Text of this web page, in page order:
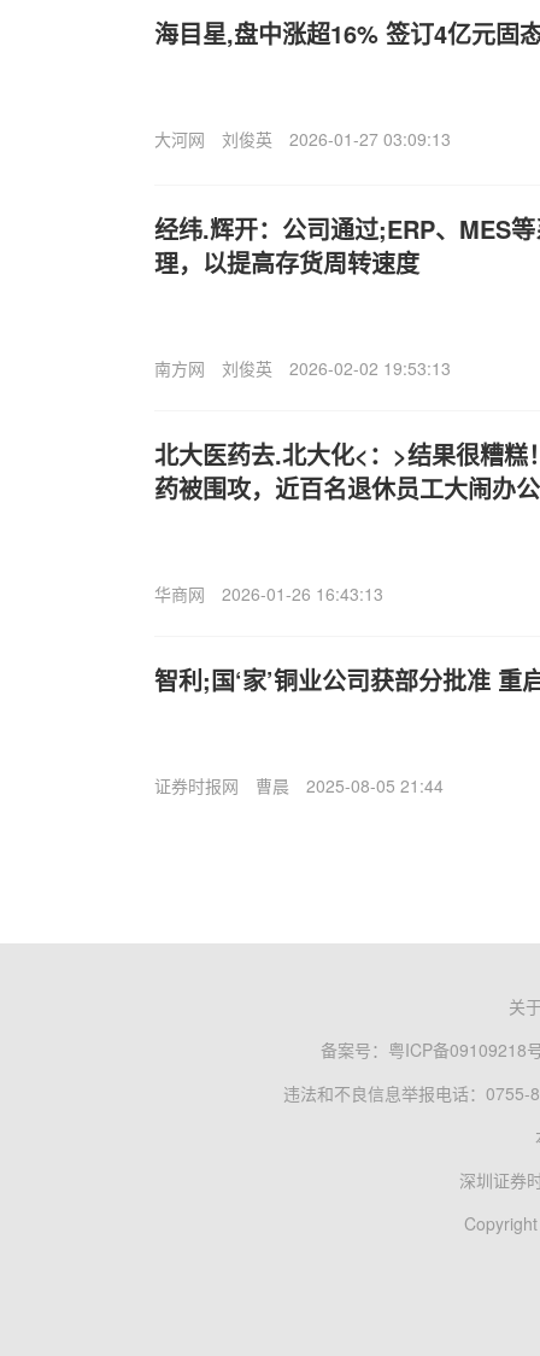
海目星,盘中涨超16% 签订4亿元固
大河网 刘俊英 2026-01-27 03:09:13
经纬.辉开：公司通过;ERP、MES
理，以提高存货周转速度
南方网 刘俊英 2026-02-02 19:53:13
北大医药去.北大化<：>结果很糟糕
药被围攻，近百名退休员工大闹办
华商网 2026-01-26 16:43:13
智利;国‘家’铜业公司获部分批准 重
证券时报网 曹晨 2025-08-05 21:44
关
备案号： 粤ICP备09109218
违法和不良信息举报电话：0755-
深圳证券